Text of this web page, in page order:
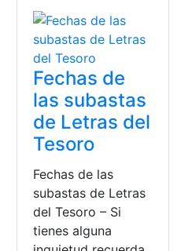
Fechas de
las subastas
de Letras del
Tesoro
Fechas de las
subastas de Letras
del Tesoro – Si
tienes alguna